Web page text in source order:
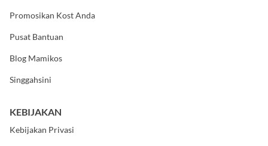
Promosikan Kost Anda
Pusat Bantuan
Blog Mamikos
Singgahsini
KEBIJAKAN
Kebijakan Privasi